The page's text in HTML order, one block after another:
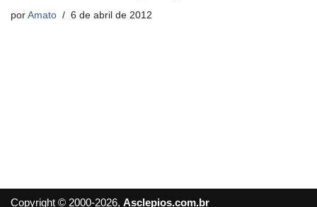
por Amato 6 de abril de 2012
Copyright © 2000-2026, Asclepios.com.br